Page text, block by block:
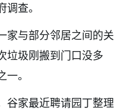
查。
家与部分邻居之间的关
垃圾刚搬到门口没多
。
谷家最近聘请园丁整理